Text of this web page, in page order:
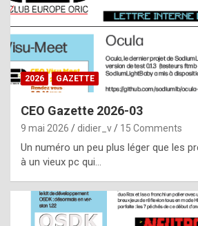
t
a
s
i
e
f
o
m
2026 GAZETTE
CEO Gazette 2026-03
9 mai 2026 didier_v 15 Comments
Un numéro un peu plus léger que les
à un vieux pc qui…